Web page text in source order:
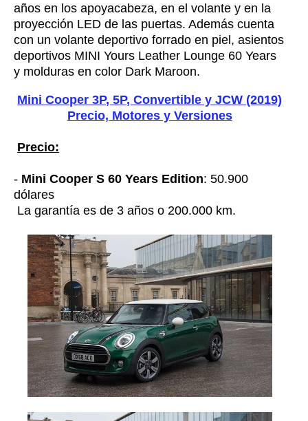
años en los apoyacabeza, en el volante y en la
proyección LED de las puertas. Además cuenta
con un volante deportivo forrado en piel, asientos
deportivos MINI Yours Leather Lounge 60 Years
y molduras en color Dark Maroon.
Mini Cooper 3P, 5P, Convertible y JCW (2019)
Precio, Motores y Versiones
Precio:
- Mini Cooper S 60 Years Edition: 50.900
dólares
La garantía es de 3 años o 200.000 km.